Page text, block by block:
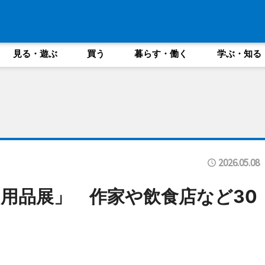
見る・遊ぶ 買う 暮らす・働く 学ぶ・知る
2026.05.08
品展」 作家や飲食店など30